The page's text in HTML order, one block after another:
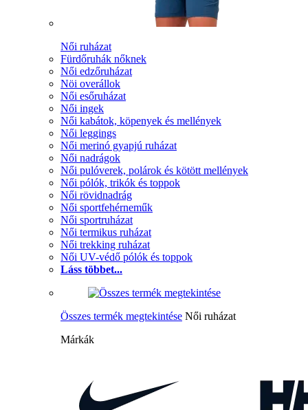
Női ruházat
Fürdőruhák nőknek
Női edzőruházat
Nöi overállok
Női esőruházat
Női ingek
Női kabátok, köpenyek és mellények
Női leggings
Női merinó gyapjú ruházat
Női nadrágok
Női pulóverek, polárok és kötött mellények
Női pólók, trikók és toppok
Női rövidnadrág
Női sportfehérneműk
Női sportruházat
Női termikus ruházat
Női trekking ruházat
Női UV-védő pólók és toppok
Láss többet...
Összes termék megtekintése Női ruházat
Márkák